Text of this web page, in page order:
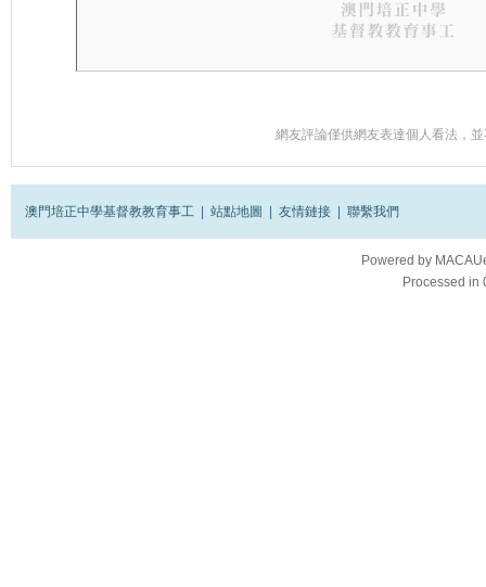
網友評論僅供網友表達個人看法，
澳門培正中學基督教教育事工 站點地圖 友情鏈接 聯繫我們
Powered by
Processed in